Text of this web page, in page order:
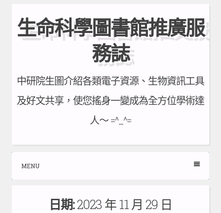
to
content
生命科學圖書館推廣服
務誌
中研院生圖介紹各類電子資源、生物資訊工具
及好文共享，使您搖身一變成為全方位學術達
人～ =^_^=
MENU
日期:2023 年 11 月 29 日